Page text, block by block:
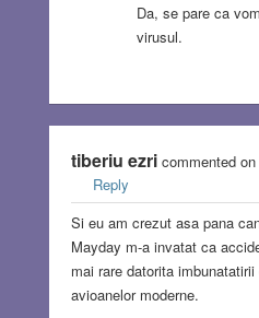
Da, se pare ca
virusul.
tiberiu ezricommented on
Reply
Si eu am crezut asa pana
Mayday m-a invatat ca
mai rare datorita
avioanelor moderne.